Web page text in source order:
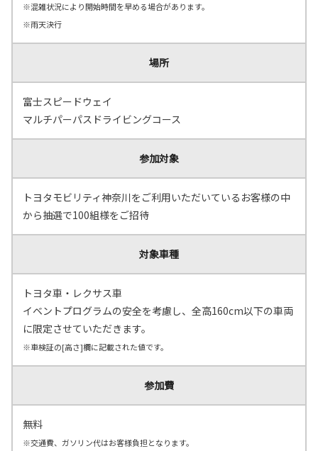
※混雑状況により開始時間を早める場合があります。
※雨天決行
場所
富士スピードウェイ
マルチパーパスドライビングコース
参加対象
トヨタモビリティ神奈川をご利用いただいているお客様の中
から抽選で100組様をご招待
対象車種
トヨタ車・レクサス車
イベントプログラムの安全を考慮し、全高160cm以下の車両
に限定させていただきます。
※車検証の[高さ]欄に記載された値です。
参加費
無料
※交通費、ガソリン代はお客様負担となります。